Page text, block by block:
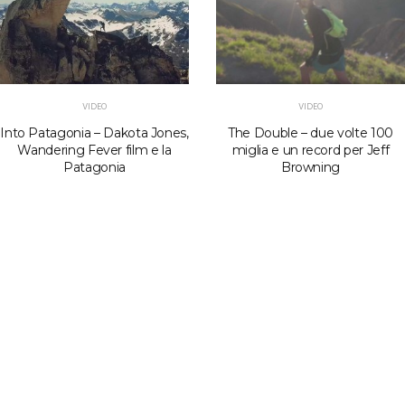
VIDEO
Into Patagonia – Dakota Jones,
Wandering Fever film e la
Patagonia
VIDEO
The Double – due volte 100
miglia e un record per Jeff
Browning